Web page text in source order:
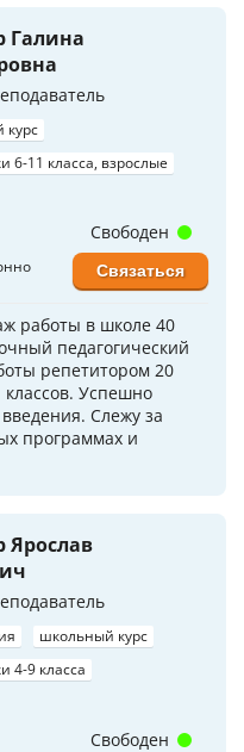
Галина
курс
6-11 класса, взрослые
работы в школе 40
педагогический
репетитором 20
Успешно
Слежу за
программах и
Свободен
Связаться
Ярослав
школьный курс
4-9 класса
Свободен